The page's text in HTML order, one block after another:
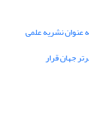
نشریه علمی
جهان قرار